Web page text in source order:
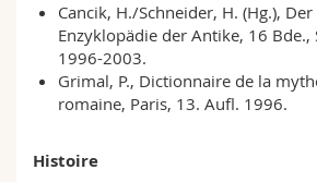
Cancik, H./Schneider, H. (Hg.),
Enzyklopädie der Antike, 16
1996-2003.
Grimal, P., Dictionnaire de la
romaine, Paris, 13. Aufl. 1996.
Histoire